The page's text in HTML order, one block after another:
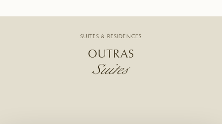
SUITES & RESIDENCES
OUTRAS
Suites